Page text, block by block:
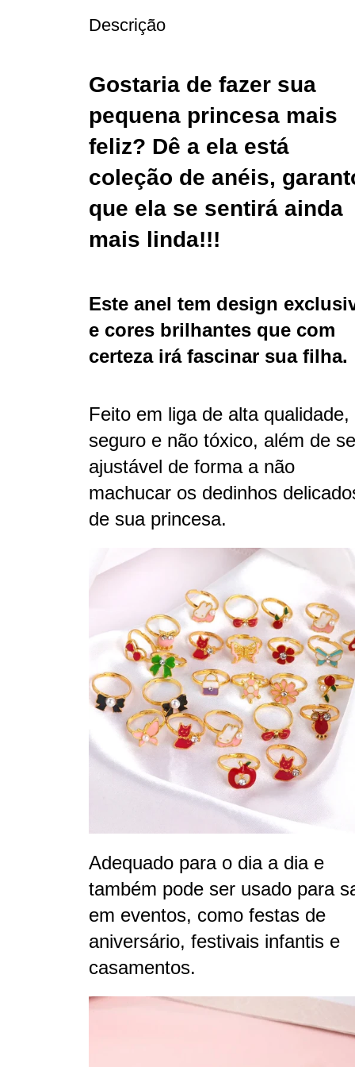
Descrição
Gostaria de fazer sua
pequena princesa mais
feliz? Dê a ela está
coleção de anéis,
que ela se sentirá ainda
mais linda!!!
Este anel tem design
e cores brilhantes que com
certeza irá fascinar sua filha.
Feito em liga de alta qualidade,
seguro e não tóxico, além de
ajustável de forma a não
machucar os dedinhos
de sua princesa.
Adequado para o dia a dia e
também pode ser usado para
em eventos, como festas de
aniversário, festivais infantis e
casamentos.